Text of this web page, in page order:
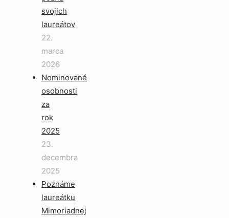
svojich
laureátov
22.
marca
2026
Nominované
osobnosti
za
rok
2025
23.
decembra
2025
Poznáme
laureátku
Mimoriadnej